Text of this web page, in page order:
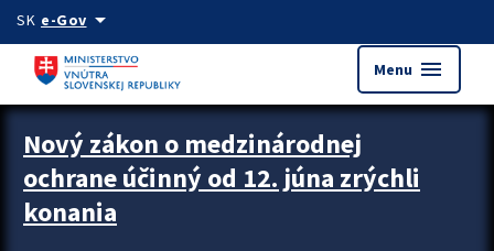
Preskocit na hlavný obsah
SK e-Govarrow_drop_down
Menu menu
Zastavit automatický posun upútavok
Nový zákon o medzinárodnej
ochrane účinný od 12. júna zrýchli
konania